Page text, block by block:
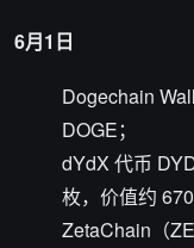
6月1日
Dogechain
DOGE；
dYdX 代币
枚，价值约
ZetaChain（